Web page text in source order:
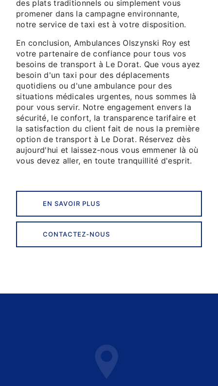
des plats traditionnels ou simplement vous
promener dans la campagne environnante,
notre service de taxi est à votre disposition.
En conclusion, Ambulances Olszynski Roy est
votre partenaire de confiance pour tous vos
besoins de transport à Le Dorat. Que vous ayez
besoin d'un taxi pour des déplacements
quotidiens ou d'une ambulance pour des
situations médicales urgentes, nous sommes là
pour vous servir. Notre engagement envers la
sécurité, le confort, la transparence tarifaire et
la satisfaction du client fait de nous la première
option de transport à Le Dorat. Réservez dès
aujourd'hui et laissez-nous vous emmener là où
vous devez aller, en toute tranquillité d'esprit.
EN SAVOIR PLUS
CONTACTEZ-NOUS